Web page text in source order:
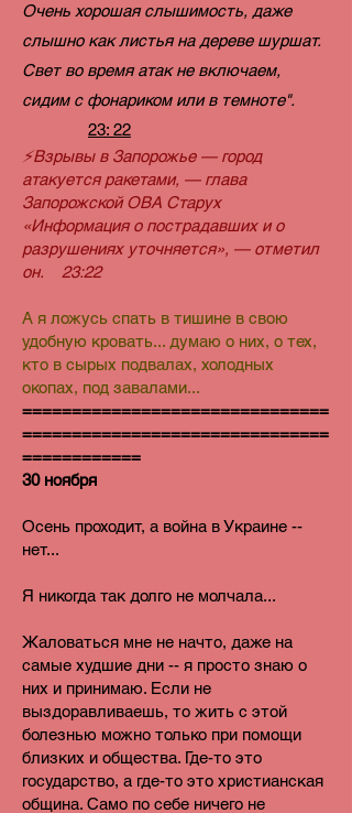
Очень хорошая слышимость, даже
слышно как листья на дереве шуршат.
Свет во время атак не включаем,
сидим с фонариком или в темноте".
23: 22
⚡️Взрывы в Запорожье — город
атакуется ракетами, — глава
Запорожской ОВА Старух
«Информация о пострадавших и о
разрушениях уточняется», — отметил
он. 23:22
А я ложусь спать в тишине в свою
удобную кровать... думаю о них, о тех,
кто в сырых подвалах, холодных
окопах, под завалами...
===============================
===============================
============
30 ноября
Осень проходит, а война в Украине --
нет...
Я никогда так долго не молчала...
Жаловаться мне не начто, даже на
самые худшие дни -- я просто знаю о
них и принимаю. Если не
выздоравливаешь, то жить с этой
болезнью можно только при помощи
близких и общества. Где-то это
государство, а где-то это христианская
община. Само по себе ничего не